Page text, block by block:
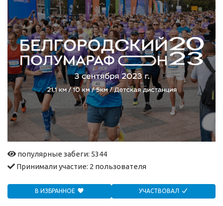
популярные забеги: 5344
Принимали участие: 2 пользователя
В ИЗБРАННОЕ УЧАСТВОВАЛ